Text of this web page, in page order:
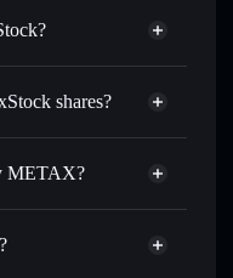
shares?
METAX?